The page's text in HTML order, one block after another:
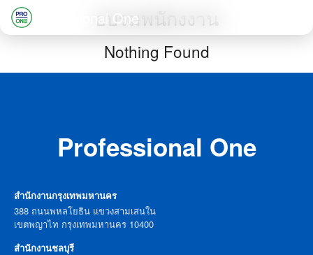
Skip
Professional Oneอบรมพนักงงาน
Nothing Found
Professional One
สำนักงานกรุงเทพมหานคร
388 ถนนพหลโยธิน แขวงสามเสนใน
เขตพญาไท กรุงเทพมหานคร 10400
สำนักงานชลบุรี